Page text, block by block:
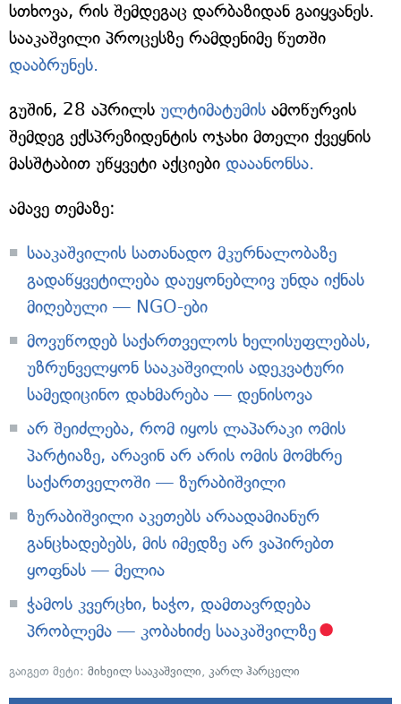
სთხოვა, რის შემდეგაც დარბაზიდან გაიყვანეს.
სააკაშვილი პროცესზე რამდენიმე წუთში
დააბრუნეს.
გუშინ, 28 აპრილს ულტიმატუმის ამოწურვის
შემდეგ ექსპრეზიდენტის ოჯახი მთელი ქვეყნის
მასშტაბით უწყვეტი აქციები დააანონსა.
ამავე თემაზე:
სააკაშვილის სათანადო მკურნალობაზე
გადაწყვეტილება დაუყონებლივ უნდა იქნას
მიღებული — NGO-ები
მოვუწოდებ საქართველოს ხელისუფლებას,
უზრუნველყონ სააკაშვილის ადეკვატური
სამედიცინო დახმარება — დენისოვა
არ შეიძლება, რომ იყოს ლაპარაკი ომის
პარტიაზე, არავინ არ არის ომის მომხრე
საქართველოში — ზურაბიშვილი
ზურაბიშვილი აკეთებს არაადამიანურ
განცხადებებს, მის იმედზე არ ვაპირებთ
ყოფნას — მელია
ჭამოს კვერცხი, ხაჭო, დამთავრდება
პრობლემა — კობახიძე სააკაშვილზე
გაიგეთ მეტი: მიხეილ სააკაშვილი, კარლ ჰარცელი